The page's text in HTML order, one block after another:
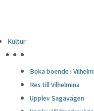
Kultur
Boka boende i
Res till Vilhelmina
Upplev Sagavägen